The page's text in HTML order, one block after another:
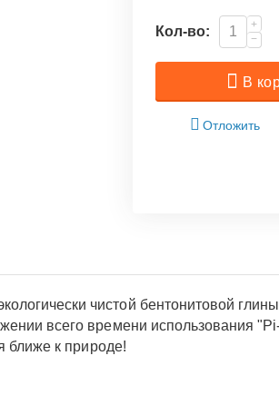
Кол-во:
+
−
В
Отложить
чистой бентонитовой
всего времени использования
ближе к природе!